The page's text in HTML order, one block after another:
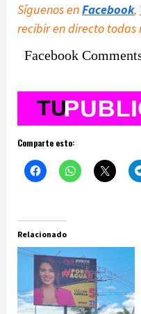
Síguenos enFacebook,
recibir en directo todas
Facebook
Comparte esto:
Relacionado